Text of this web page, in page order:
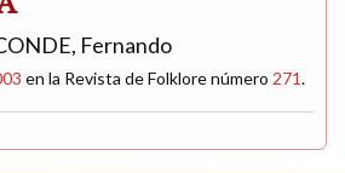
Fernando
en la Revista de Folklore número 271.